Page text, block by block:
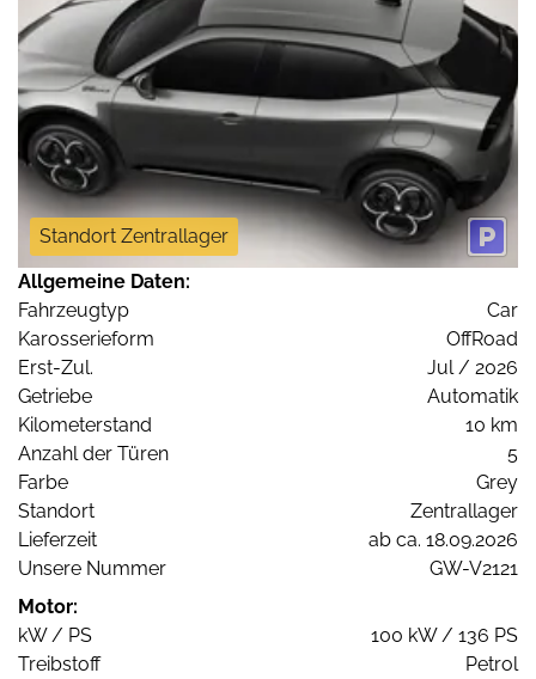
Standort Zentrallager
Allgemeine Daten:
Fahrzeugtyp
Car
Karosserieform
OffRoad
Erst-Zul.
Jul / 2026
Getriebe
Automatik
Kilometerstand
10 km
Anzahl der Türen
5
Farbe
Grey
Standort
Zentrallager
Lieferzeit
ab ca. 18.09.2026
Unsere Nummer
GW-V2121
Motor:
kW / PS
100 kW / 136 PS
Treibstoff
Petrol